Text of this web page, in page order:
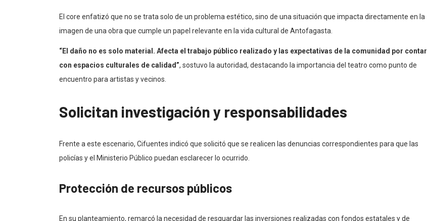
El core enfatizó que no se trata solo de un problema estético, sino de una situación que impacta directamente en la
imagen de una obra que cumple un papel relevante en la vida cultural de Antofagasta.
“El daño no es solo material. Afecta el trabajo público realizado y las expectativas de la comunidad por contar
con espacios culturales de calidad”, sostuvo la autoridad, destacando la importancia del teatro como punto de
encuentro para artistas y vecinos.
Solicitan investigación y responsabilidades
Frente a este escenario, Cifuentes indicó que solicitó que se realicen las denuncias correspondientes para que las
policías y el Ministerio Público puedan esclarecer lo ocurrido.
Protección de recursos públicos
En su planteamiento, remarcó la necesidad de resguardar las inversiones realizadas con fondos estatales y de